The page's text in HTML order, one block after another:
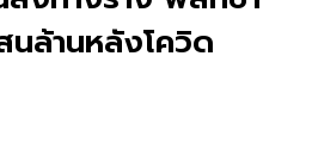
ล้านหลังโควิด